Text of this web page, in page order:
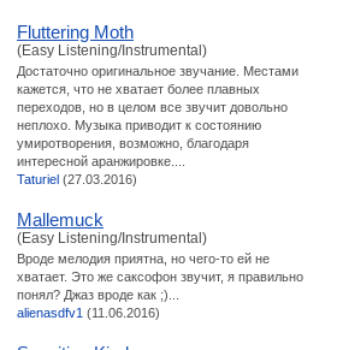
Fluttering Moth
(Easy Listening/Instrumental)
Достаточно оригинальное звучание. Местами
кажется, что не хватает более плавных
переходов, но в целом все звучит довольно
неплохо. Музыка приводит к состоянию
умиротворения, возможно, благодаря
интересной аранжировке....
Taturiel (27.03.2016)
Mallemuck
(Easy Listening/Instrumental)
Вроде мелодия приятна, но чего-то ей не
хватает. Это же саксофон звучит, я правильно
понял? Джаз вроде как ;)...
alienasdfv1 (11.06.2016)